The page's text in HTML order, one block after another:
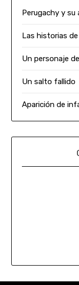
Perugachy y su
Las historias
Un personaje
Un salto fallido
Aparición de